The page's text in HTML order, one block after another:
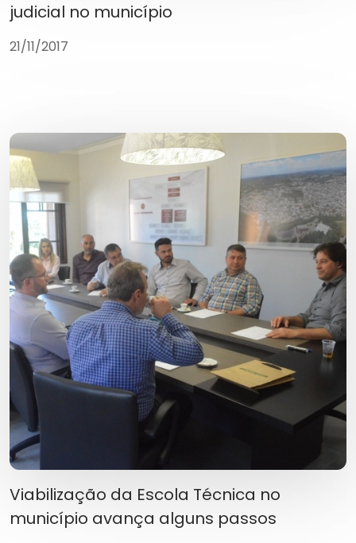
judicial no município
21/11/2017
Viabilização da Escola Técnica no
município avança alguns passos